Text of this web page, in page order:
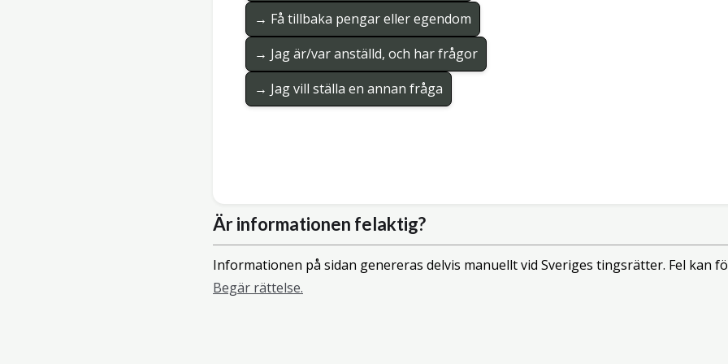
→ Få tillbaka pengar eller egendom
→ Jag är/var anställd, och har frågor
→ Jag vill ställa en annan fråga
Är informationen felaktig?
Informationen på sidan genereras delvis manuellt vid Sveriges tingsrätter. Fel kan
Begär rättelse.